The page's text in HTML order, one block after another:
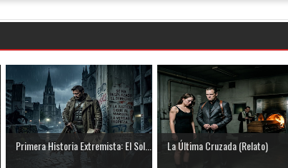
Primera Historia Extremista: El Sol... La Última Cruzada (Relato)